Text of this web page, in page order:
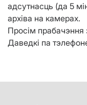
адсутнасць (да 5
архіва на камерах.
Просім прабачэння
Даведкі па